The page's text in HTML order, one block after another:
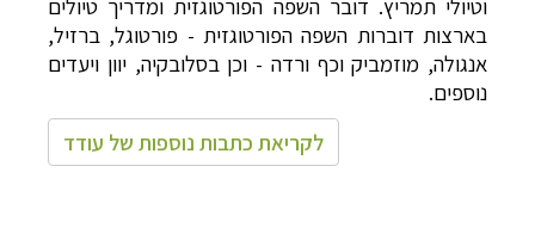
בארצות דוברות השפה הפורטוגזית - פורטוגל, ברזיל,
אנגולה, מוזמביק וכף ורדה - וכן בסלובקיה, יוון ויעדים
נוספים.
לקריאת כתבות נוספות של עודד